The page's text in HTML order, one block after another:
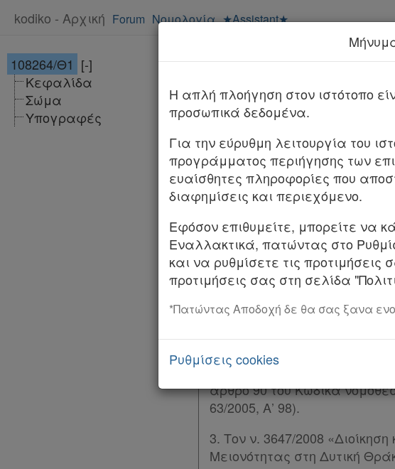
kodiko - Αρχική Forum Νομολογία ★Assistant★
108264/Θ1 [-]
Κεφαλίδα
Σώμα
Υπογραφές
ΦΕΚ
108264/Θ1
Καθορισμός των
ελάχιστων και ανώτατων
από τη Διαχειριστική
ΟΙ ΥΠΟΥΡΓΟΙ ΕΘΝΙΚΗΣ
ΚΑΙ ΑΘΛΗΤΙΣΜΟΥ
Έχοντας υπόψη: 1. Το άρθρο
διατάξεις για το ανθρώπινο
ρυθμίσεις» (Α’ 96).
2. Τον ν. 4622/2019
Κυβέρνησης, των
133) και ιδίως την περ. 22
άρθρο 90 του Κώδικα
63/2005, Α’ 98).
3. Τον ν. 3647/2008
Μειονότητας στη Δυτική
H απλή πλοήγηση στον ιστότοπο
προσωπικά δεδομένα.
Για την εύρυθμη λειτουργία του
προγράμματος περιήγησης των
ευαίσθητες πληροφορίες που
διαφημίσεις και περιεχόμενο.
Εφόσον επιθυμείτε, μπορείτε να
Εναλλακτικά, πατώντας στο
και να ρυθμίσετε τις
προτιμήσεις σας στη σελίδα
*Πατώντας Αποδοχή δε θα σας ξανα
Ρυθμίσεις cookies